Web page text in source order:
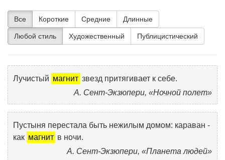
Все Короткие Средние Длинные
Любой стиль Художественный Публицистический
Лучистый магнит звезд притягивает к себе.
А. Сент-Экзюпери, «Ночной полет»
Пустыня перестала быть нежилым домом: караван -
как магнит в ночи.
А. Сент-Экзюпери, «Планета людей»